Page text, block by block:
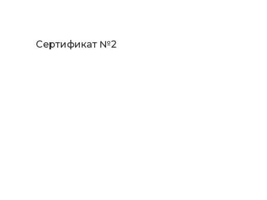
Сертификат №2